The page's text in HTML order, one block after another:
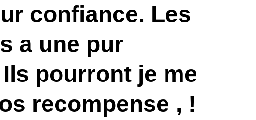
confiance. Les
a une pur
pourront je me
recompense , !